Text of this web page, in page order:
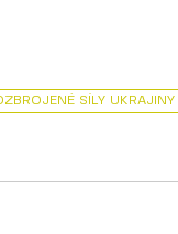
SÍLY UKRAJINY